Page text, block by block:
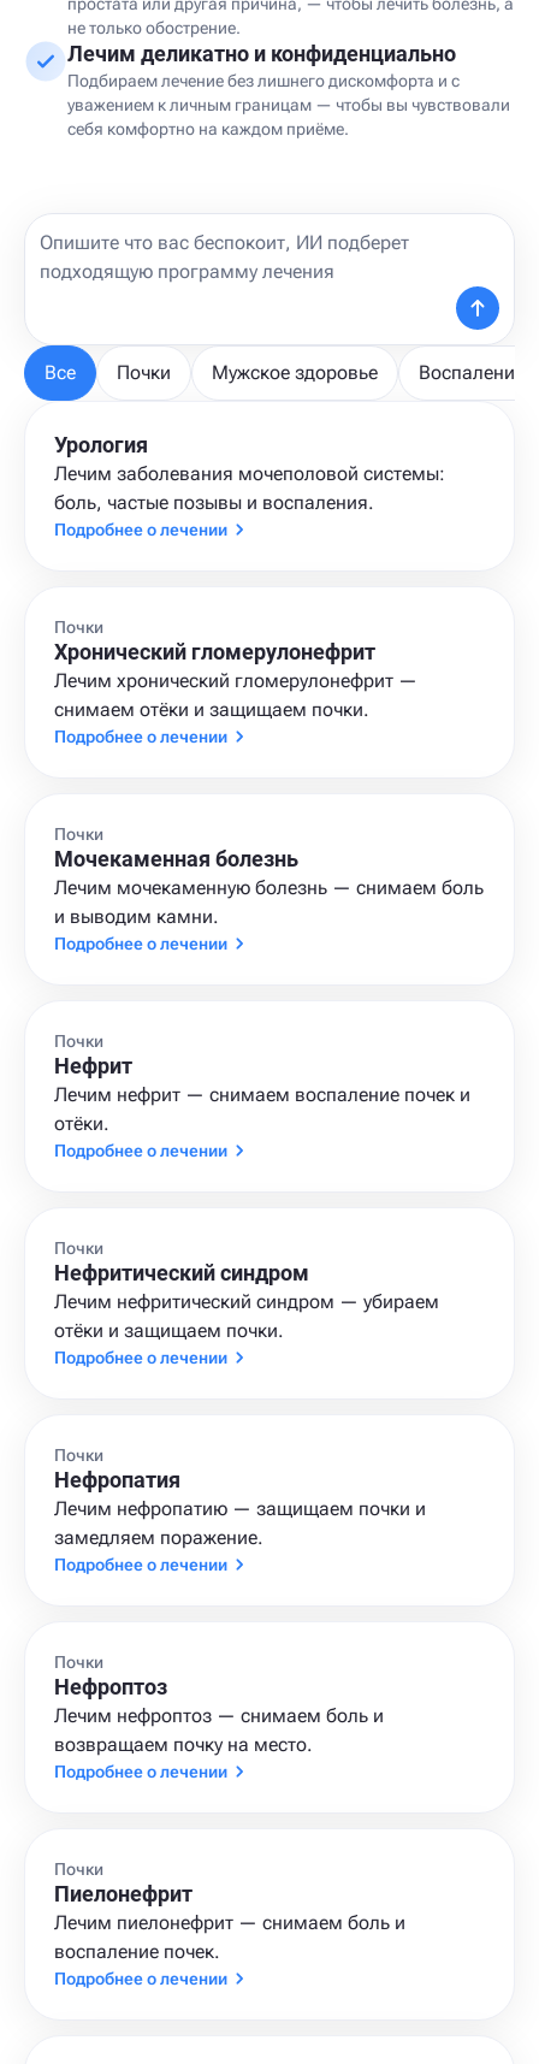
не только обострение.
Лечим деликатно и конфиденциально
Подбираем лечение без лишнего дискомфорта и с
уважением к личным границам — чтобы вы чувствовали
себя комфортно на каждом приёме.
Все Почки Мужское здоровье Воспаления
Урология
Лечим заболевания мочеполовой системы:
боль, частые позывы и воспаления.
Подробнее о лечении
Почки
Хронический гломерулонефрит
Лечим хронический гломерулонефрит —
снимаем отёки и защищаем почки.
Подробнее о лечении
Почки
Мочекаменная болезнь
Лечим мочекаменную болезнь — снимаем боль
и выводим камни.
Подробнее о лечении
Почки
Нефрит
Лечим нефрит — снимаем воспаление почек и
отёки.
Подробнее о лечении
Почки
Нефритический синдром
Лечим нефритический синдром — убираем
отёки и защищаем почки.
Подробнее о лечении
Почки
Нефропатия
Лечим нефропатию — защищаем почки и
замедляем поражение.
Подробнее о лечении
Почки
Нефроптоз
Лечим нефроптоз — снимаем боль и
возвращаем почку на место.
Подробнее о лечении
Почки
Пиелонефрит
Лечим пиелонефрит — снимаем боль и
воспаление почек.
Подробнее о лечении